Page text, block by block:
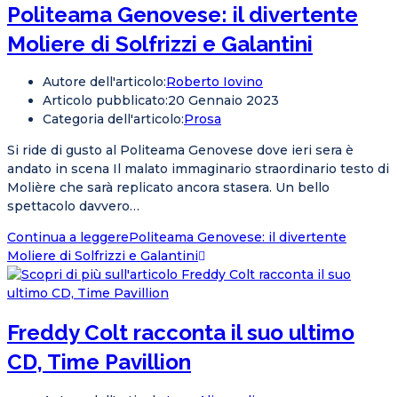
Politeama Genovese: il divertente
Moliere di Solfrizzi e Galantini
Autore dell'articolo:Roberto Iovino
Articolo pubblicato:20 Gennaio 2023
Categoria dell'articolo:Prosa
Si ride di gusto al Politeama Genovese dove ieri sera è
andato in scena Il malato immaginario straordinario testo di
Molière che sarà replicato ancora stasera. Un bello
spettacolo davvero…
Continua a leggerePoliteama Genovese: il divertente
Moliere di Solfrizzi e Galantini
Freddy Colt racconta il suo ultimo
CD, Time Pavillion